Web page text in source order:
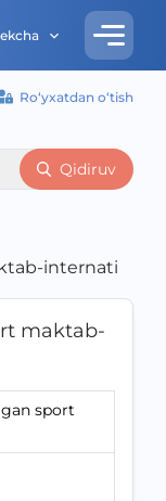
Ro‘yxatdan o‘tish
Qidiruv
internati
maktab-
sport